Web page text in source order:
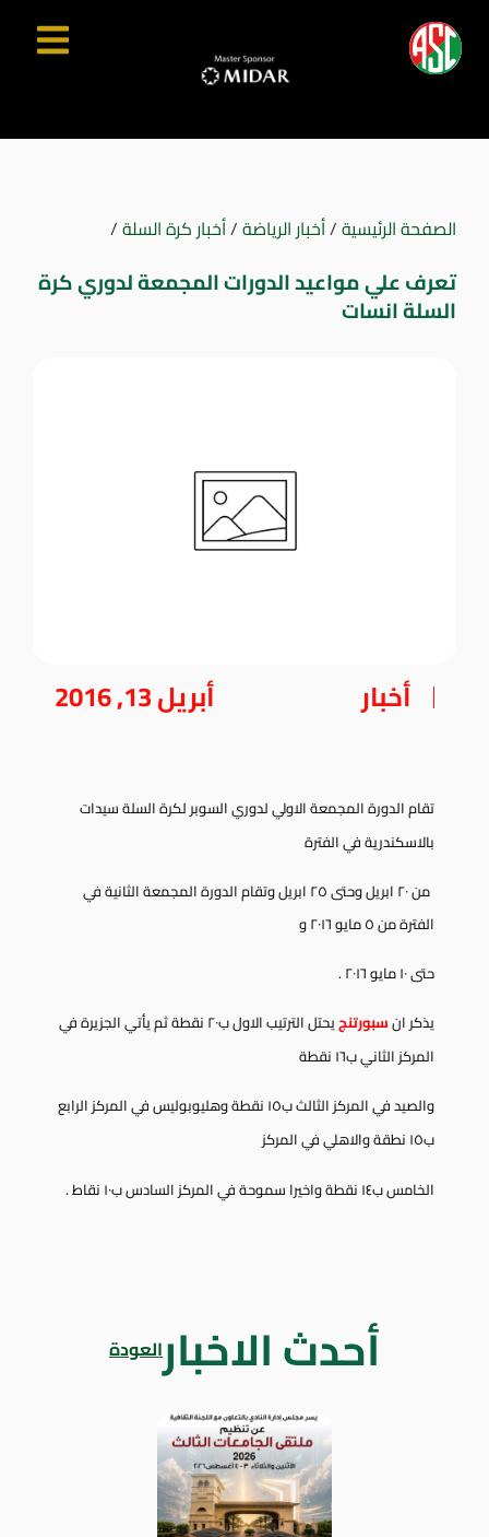
الصفحة الرئيسية/أخبار الرياضة/أخبار كرة السلة/
تعرف علي مواعيد الدورات المجمعة لدوري كرة
السلة انسات
أخبار أبريل 13, 2016
تقام الدورة المجمعة الاولي لدوري السوبر لكرة السلة سيدات
بالاسكندرية في الفترة
من ٢٠ ابريل وحتى ٢٥ ابريل وتقام الدورة المجمعة الثانية في
الفترة من ٥ مايو ٢٠١٦ و
حتى ١٠ مايو ٢٠١٦ .
يذكر انسبورتنج
يحتل الترتيب الاول ب٢٠ نقطة ثم يأتي الجزيرة في
المركز الثاني ب١٦ نقطة
والصيد في المركز الثالث ب١٥ نقطة وهليوبوليس في المركز الرابع
ب١٥ نطقة والاهلي في المركز
الخامس ب١٤ نقطة واخيرا سموحة في المركز السادس ب١٠ نقاط .
أحدث الاخبارالعودة